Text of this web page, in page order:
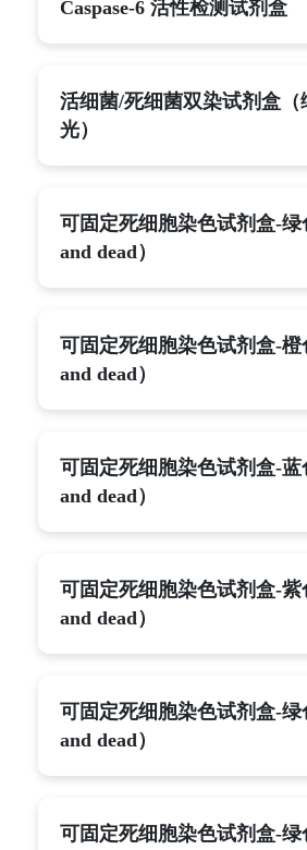
Caspase-6 活性检测试剂盒
活细菌/死细菌双染试剂盒（
光）
可固定死细胞染色试剂盒-
and dead）
可固定死细胞染色试剂盒-
and dead）
可固定死细胞染色试剂盒-
and dead）
可固定死细胞染色试剂盒-
and dead）
可固定死细胞染色试剂盒-
and dead）
可固定死细胞染色试剂盒-